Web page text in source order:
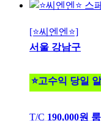
[⭐씨엔엔⭐]
서울 강남구
⭐고수익 당일
T/C 190,000원